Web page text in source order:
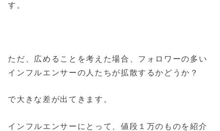
す。
ただ、広めることを考えた場合、フォロワーの多い
インフルエンサーの人たちが拡散するかどうか？
で大きな差が出てきます。
インフルエンサーにとって、値段１万のものを紹介